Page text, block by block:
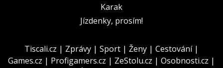
Karak
Jízdenky, prosím!
Tiscali.cz | Zprávy | Sport | Ženy | Cestování|
Games.cz | Profigamers.cz | ZeStolu.cz | Osobnosti.cz |